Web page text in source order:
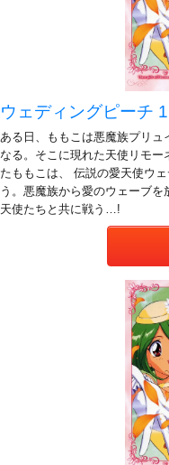
ウェディングピーチ
ある日、ももこは悪魔族プリ
なる。そこに現れた天使リモ
たももこは、 伝説の愛天使ウ
う。悪魔族から愛のウェーブ
天使たちと共に戦う…!